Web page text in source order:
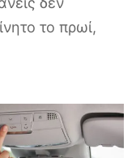
το πρωί,